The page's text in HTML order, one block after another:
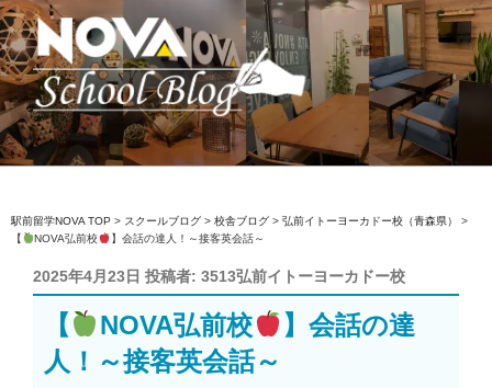
コ
ン
テ
ン
ツ
へ
ス
ッ
駅前留学NOVA【公式】スクールブロ
英会話スクール・英会話教室
駅前留学NOVA TOP > スクールブログ > 校舎ブログ > 弘前イトーヨーカドー校（青森県）
>
【
NOVA弘前校 】会話の達人！～接客英会話～
投
稿
2025年4月23日 投稿者: 3513弘前イトーヨーカドー校
【 NOVA弘前校
】会話の達
人！～接客英会話～